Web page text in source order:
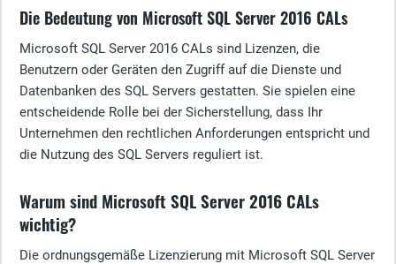
Die Bedeutung von Microsoft SQL Server 2016 CALs
Microsoft SQL Server 2016 CALs sind Lizenzen, die
Benutzern oder Geräten den Zugriff auf die Dienste und
Datenbanken des SQL Servers gestatten. Sie spielen eine
entscheidende Rolle bei der Sicherstellung, dass Ihr
Unternehmen den rechtlichen Anforderungen entspricht und
die Nutzung des SQL Servers reguliert ist.
Warum sind Microsoft SQL Server 2016 CALs
wichtig?
Die ordnungsgemäße Lizenzierung mit Microsoft SQL Server